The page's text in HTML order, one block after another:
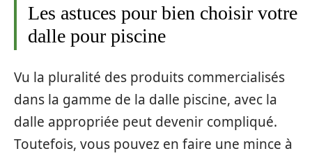
Les astuces pour bien choisir votre
dalle pour piscine
Vu la pluralité des produits commercialisés
dans la gamme de la dalle piscine, avec la
dalle appropriée peut devenir compliqué.
Toutefois, vous pouvez en faire une mince à